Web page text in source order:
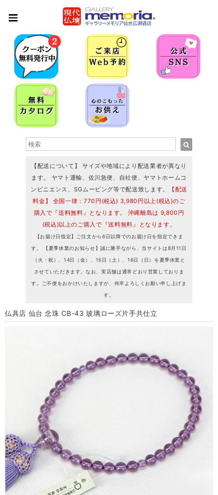
【配送について】 サイズや地域により配送業者が異なり
ます。 ヤマト運輸、佐川急便、自社便、ヤマトホームコ
ンビニエンス、SGムービング等で配送致します。
【配送
料金】 全国一律：770円(税込) 3,980円以上(税込)のご
購入で『送料無料』となります。 沖縄離島は 9,800円
(税込)以上のご購入で『送料無料』となります。
【お届け日指定】ご注文から6日以降でのお届け日を指定できま
す。 【夏季休業のお知らせ】誠に勝手ながら、当サイトは8月11日
（火・祝）、14日（金）、15日（土）、16日（日）を夏季休業と
させていただきます。なお、実店舗は通常どおり営業しておりま
す。ご不便をおかけいたしますが、何卒よろしくお願い申し上げま
す。
仏具店 仙台 念珠 CB-43 玻璃ローズ片手共仕立